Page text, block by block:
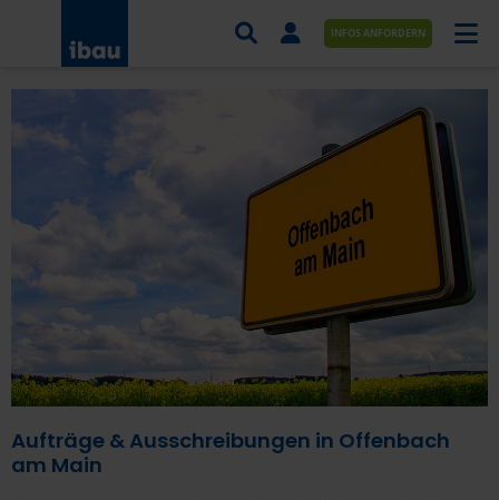
AUFTRÄGE NACH BRANCHE
AUFTRÄGE NACH ORT
SERVICES UND LEISTUNGEN
AKADEMIE
ÜBER UNS
KONTAKT
INFOS ANFORDERN
Aufträge & Ausschreibungen in Offenbach
am Main